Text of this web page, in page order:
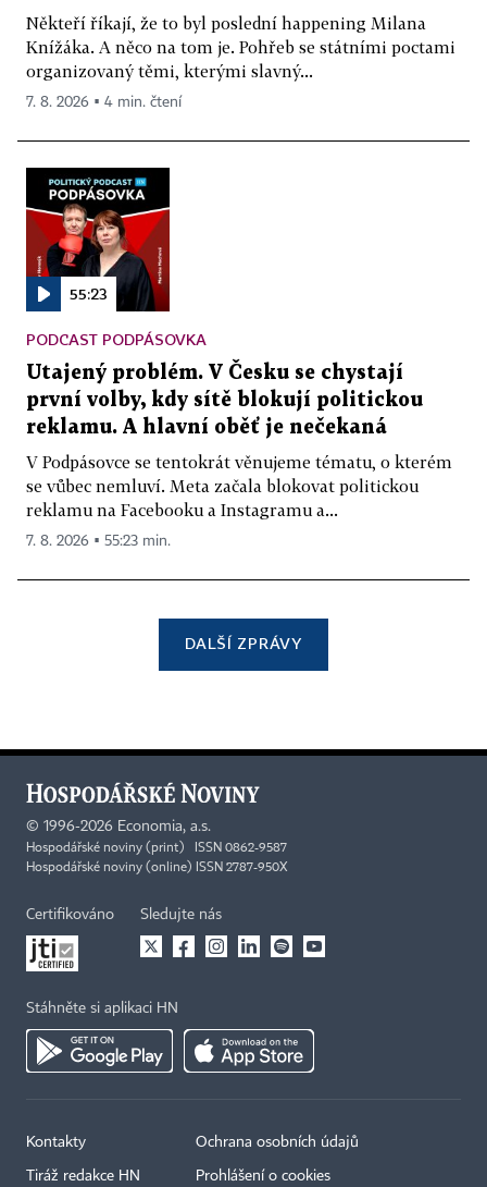
Někteří říkají, že to byl poslední happening Milana
Knížáka. A něco na tom je. Pohřeb se státními poctami
organizovaný těmi, kterými slavný...
7. 8. 2026 ▪ 4 min. čtení
55:23
PODCAST PODPÁSOVKA
Utajený problém. V Česku se chystají
první volby, kdy sítě blokují politickou
reklamu. A hlavní oběť je nečekaná
V Podpásovce se tentokrát věnujeme tématu, o kterém
se vůbec nemluví. Meta začala blokovat politickou
reklamu na Facebooku a Instagramu a...
7. 8. 2026 ▪ 55:23 min.
DALŠÍ ZPRÁVY
© 1996-2026 Economia, a.s.
Hospodářské noviny (print) ISSN 0862-9587
Hospodářské noviny (online) ISSN 2787-950X
Certifikováno Sledujte nás
Stáhněte si aplikaci HN
Kontakty
Tiráž redakce HN
Ochrana osobních údajů
Prohlášení o cookies